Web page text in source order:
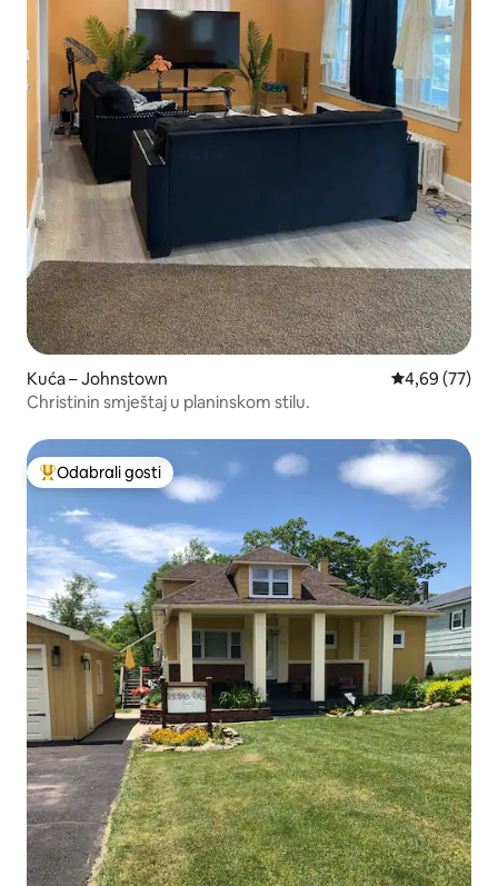
Kuća – Johnstown Prosječna
4,69 (77)
Christinin smještaj u planinskom stilu.
Među najviše rangiranima s oznakom „Odabrali gosti”
Odabrali gosti